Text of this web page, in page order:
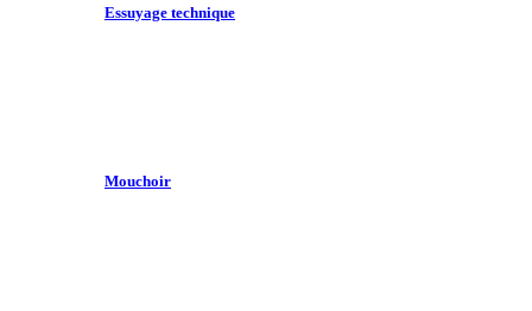
Essuyage technique
Mouchoir